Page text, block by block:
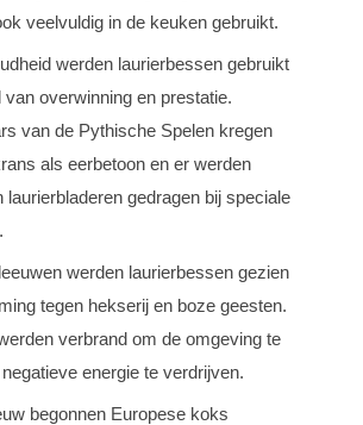
veelvuldig in de keuken gebruikt.
werden laurierbessen gebruikt
overwinning en prestatie.
van de Pythische Spelen kregen
als eerbetoon en er werden
laurierbladeren gedragen bij speciale
werden laurierbessen gezien
tegen hekserij en boze geesten.
verbrand om de omgeving te
energie te verdrijven.
begonnen Europese koks